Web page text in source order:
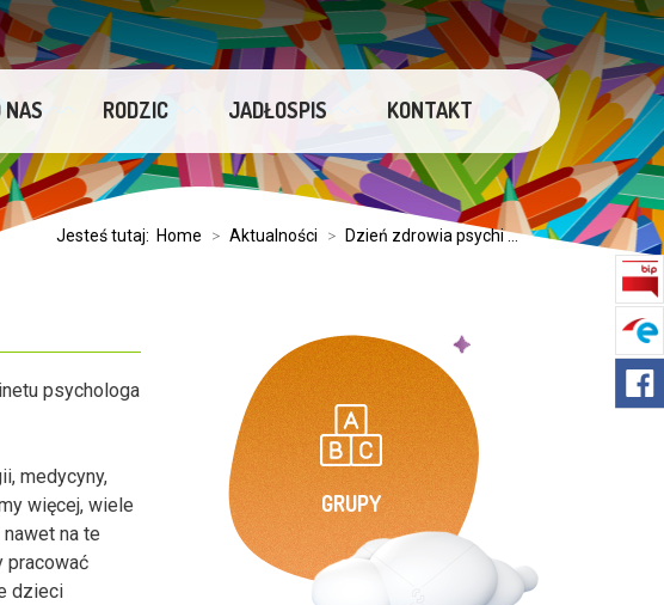
NAS RODZIC JADŁOSPIS KONTAKT
Jesteś tutaj: Home > Aktualności > Dzień zdrowia psychi ...
psychologa
medycyny,
więcej, wiele
na te
pracować
dzieci
GRUPY